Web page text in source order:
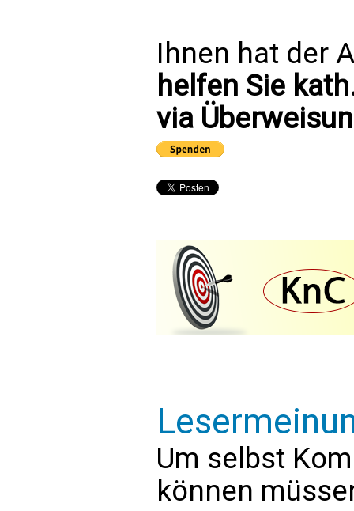
Ihnen hat der
helfen Sie
via
Um selbst
können